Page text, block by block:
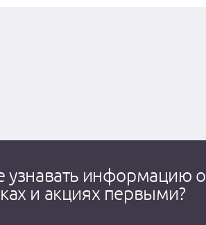
узнавать информацию о
и акциях первыми?